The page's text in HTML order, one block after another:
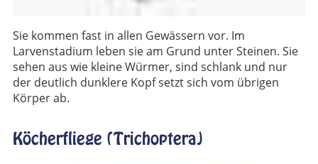
Sie kommen fast in allen Gewässern vor. Im
Larvenstadium leben sie am Grund unter Steinen. Sie
sehen aus wie kleine Würmer, sind schlank und nur
der deutlich dunklere Kopf setzt sich vom übrigen
Körper ab.
Köcherfliege (Trichoptera)